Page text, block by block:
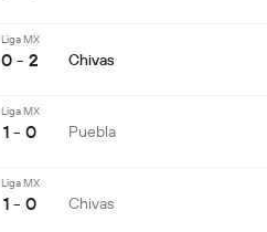
Liga MX
0 - 2 Chivas
Liga MX
1 - 0 Puebla
Liga MX
1 - 0 Chivas